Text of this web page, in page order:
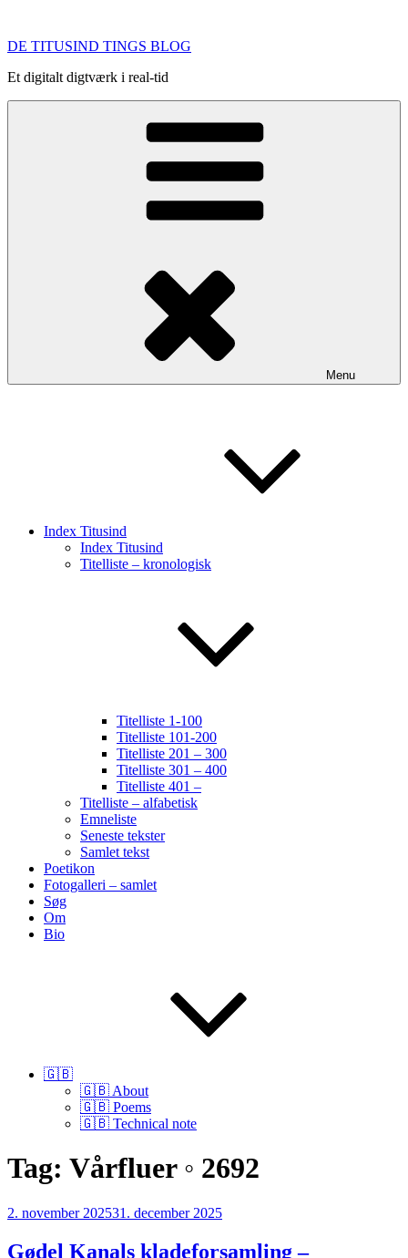
indhold
DE TITUSIND TINGS BLOG
Et digitalt digtværk i real-tid
Menu
Index Titusind
Index Titusind
Titelliste – kronologisk
Titelliste 1-100
Titelliste 101-200
Titelliste 201 – 300
Titelliste 301 – 400
Titelliste 401 –
Titelliste – alfabetisk
Emneliste
Seneste tekster
Samlet tekst
Poetikon
Fotogalleri – samlet
Søg
Om
Bio
🇬🇧
🇬🇧 About
🇬🇧 Poems
🇬🇧 Technical note
Tag: Vårfluer ◦ 2692
Udgivet
2. november 202531. december 2025
Gødel Kanals kladeforsamling –